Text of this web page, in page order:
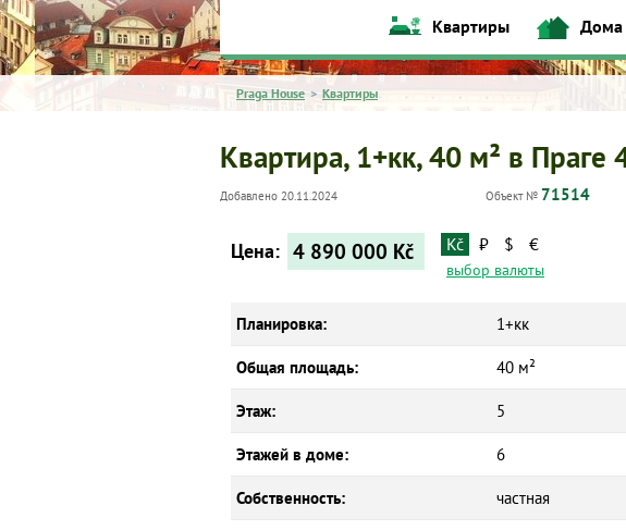
Квартиры
Квартиры Дома
Praga House > Квартиры
Квартира, 1+кк, 40 м² в Праге
Добавлено 20.11.2024 Объект № 71514
Цена: 4 890 000 Kč Kč ₽ $ €
выбор валюты
Планировка: 1+кк
Общая площадь: 40 м²
Этаж: 5
Этажей в доме: 6
Собственность: частная